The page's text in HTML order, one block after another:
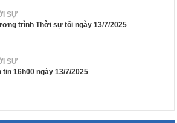
SỰ
trình Thời sự tối ngày 13/7/2025
SỰ
tin 16h00 ngày 13/7/2025